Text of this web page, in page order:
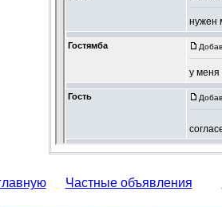
Частные объявления